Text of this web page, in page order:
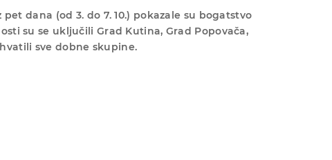
dana (od 3. do 7. 10.) pokazale su bogatstvo
su se uključili Grad Kutina, Grad Popovača,
sve dobne skupine.